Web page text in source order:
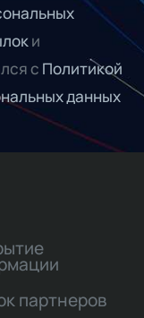
и
с Политикой
данных
партнеров